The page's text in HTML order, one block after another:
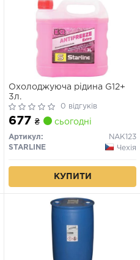
Охолоджуюча рідина G12+
3л.
0 відгуків
677 ₴ сьогодні
Артикул:
NAK123
STARLINE
Чехія
КУПИТИ